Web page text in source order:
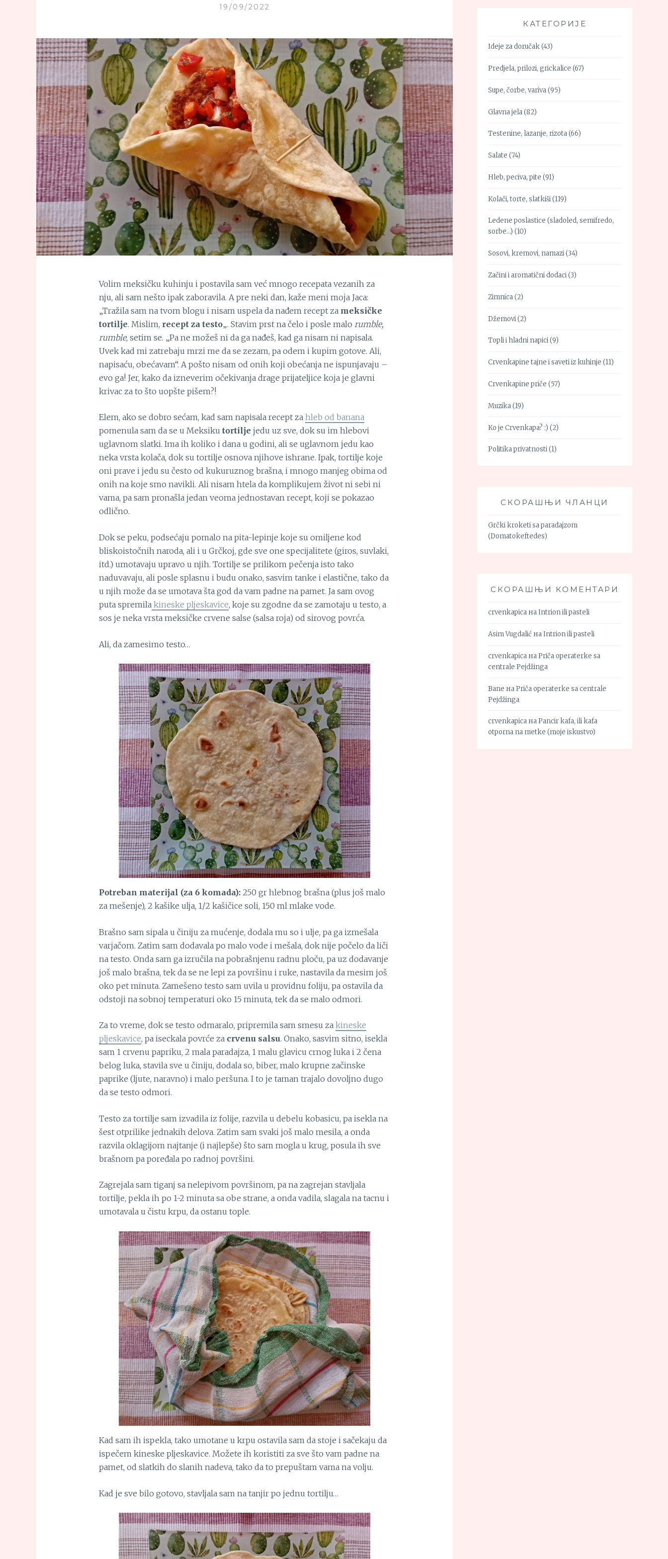
19/09/2022
Volim meksičku kuhinju i postavila sam već mnogo recepata vezanih za
nju, ali sam nešto ipak zaboravila. A pre neki dan, kaže meni moja Jaca:
„Tražila sam na tvom blogu i nisam uspela da nađem recept za meksičke
tortilje. Mislim, recept za testo„. Stavim prst na čelo i posle malo rumble,
rumble, setim se. „Pa ne možeš ni da ga nađeš, kad ga nisam ni napisala.
Uvek kad mi zatrebaju mrzi me da se zezam, pa odem i kupim gotove. Ali,
napisaću, obećavam“. A pošto nisam od onih koji obećanja ne ispunjavaju –
evo ga! Jer, kako da izneverim očekivanja drage prijateljice koja je glavni
krivac za to što uopšte pišem?!
Elem, ako se dobro sećam, kad sam napisala recept za hleb od banana
pomenula sam da se u Meksiku tortilje jedu uz sve, dok su im hlebovi
uglavnom slatki. Ima ih koliko i dana u godini, ali se uglavnom jedu kao
neka vrsta kolača, dok su tortilje osnova njihove ishrane. Ipak, tortilje koje
oni prave i jedu su često od kukuruznog brašna, i mnogo manjeg obima od
onih na koje smo navikli. Ali nisam htela da komplikujem život ni sebi ni
vama, pa sam pronašla jedan veoma jednostavan recept, koji se pokazao
odlično.
Dok se peku, podsećaju pomalo na pita-lepinje koje su omiljene kod
bliskoistočnih naroda, ali i u Grčkoj, gde sve one specijalitete (giros, suvlaki,
itd.) umotavaju upravo u njih. Tortilje se prilikom pečenja isto tako
naduvavaju, ali posle splasnu i budu onako, sasvim tanke i elastične, tako da
u njih može da se umotava šta god da vam padne na pamet. Ja sam ovog
puta spremilakineske pljeskavice, koje su zgodne da se zamotaju u testo, a
sos je neka vrsta meksičke crvene salse (salsa roja) od sirovog povrća.
Ali, da zamesimo testo…
Potreban materijal (za 6 komada):250 gr hlebnog brašna (plus još malo
za mešenje), 2 kašike ulja, 1/2 kašičice soli, 150 ml mlake vode.
Brašno sam sipala u činiju za mućenje, dodala mu so i ulje, pa ga izmešala
varjačom. Zatim sam dodavala po malo vode i mešala, dok nije počelo da liči
na testo. Onda sam ga izručila na pobrašnjenu radnu ploču, pa uz dodavanje
još malo brašna, tek da se ne lepi za površinu i ruke, nastavila da mesim još
oko pet minuta. Zamešeno testo sam uvila u providnu foliju, pa ostavila da
odstoji na sobnoj temperaturi oko 15 minuta, tek da se malo odmori.
Za to vreme, dok se testo odmaralo, pripremila sam smesu za kineske
pljeskavice, pa iseckala povrće za crvenu salsu. Onako, sasvim sitno, isekla
sam 1 crvenu papriku, 2 mala paradajza, 1 malu glavicu crnog luka i 2 čena
belog luka, stavila sve u činiju, dodala so, biber, malo krupne začinske
paprike (ljute, naravno) i malo peršuna. I to je taman trajalo dovoljno dugo
da se testo odmori.
Testo za tortilje sam izvadila iz folije, razvila u debelu kobasicu, pa isekla na
šest otprilike jednakih delova. Zatim sam svaki još malo mesila, a onda
razvila oklagijom najtanje (i najlepše) što sam mogla u krug, posula ih sve
brašnom pa poređala po radnoj površini.
Zagrejala sam tiganj sa nelepivom površinom, pa na zagrejan stavljala
tortilje, pekla ih po 1-2 minuta sa obe strane, a onda vadila, slagala na tacnu i
umotavala u čistu krpu, da ostanu tople.
Kad sam ih ispekla, tako umotane u krpu ostavila sam da stoje i sačekaju da
ispečem kineske pljeskavice. Možete ih koristiti za sve što vam padne na
pamet, od slatkih do slanih nadeva, tako da to prepuštam vama na volju.
Kad je sve bilo gotovo, stavljala sam na tanjir po jednu tortilju…
КАТЕГОРИЈЕ
Ideje za doručak(43)
Predjela, prilozi, grickalice (67)
Supe, čorbe, variva(95)
Glavna jela(82)
Testenine, lazanje, rizota(66)
Salate (74)
Hleb, peciva, pite (91)
Kolači, torte, slatkiši(119)
Ledene poslastice (sladoled, semifredo,
sorbe…) (10)
Sosovi, kremovi, namazi(34)
Začini i aromatični dodaci(3)
Zimnica(2)
Džemovi(2)
Topli i hladni napici(9)
Crvenkapine tajne i saveti iz kuhinje (11)
Crvenkapine priče (57)
Muzika(19)
Ko je Crvenkapa? :) (2)
Politika privatnosti(1)
СКОРАШЊИ ЧЛАНЦИ
Grčki kroketi sa paradajzom
(Domatokeftedes)
СКОРАШЊИ КОМЕНТАРИ
crvenkapica наIntrion ili pasteli
Asim Vugdalić наIntrion ili pasteli
crvenkapica наPriča operaterke sa
centrale Pejdžinga
Bane наPriča operaterke sa centrale
Pejdžinga
crvenkapica наPancir kafa, ili kafa
otporna na metke (moje iskustvo)